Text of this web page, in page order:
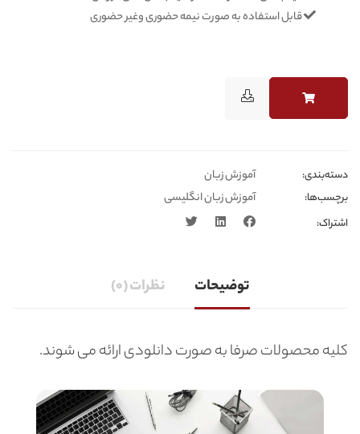
قابل استفاده به صورت نیمه حضوری وغیر حضوری
دسته‌بندی‎‌‌: آموزش زبان
برچسب‌ها: آموزش زبان انگلیسی
اشتراک:
توضیحات نظرات (0)
کلیه محصولات صرفا به صورت دانلودی ارائه می شوند.